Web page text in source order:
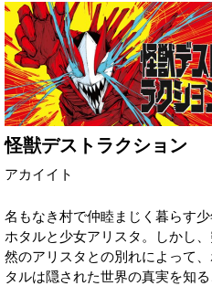
怪獣デストラクション
アカイイト
名もなき村で仲睦まじく暮らす
ホタルと少女アリスタ。しかし
然のアリスタとの別れによって、
タルは隠された世界の真実を知る